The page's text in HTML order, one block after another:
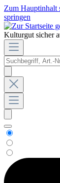
Zum Hauptinhalt
springen
Kulturgut sicher